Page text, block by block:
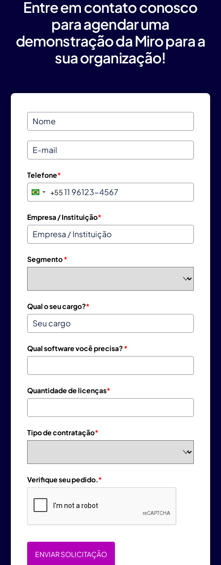
Entre em contato conosco
para agendar uma
demonstração da Miro para a
sua organização!
Telefone*
B
a
z
i
+
+55
Empresa / Instituição*
Segmento*
Qual o seu cargo?*
Qual software você precisa?*
Quantidade de licenças*
Tipo de contratação*
Verifique seu pedido.*
ENVIAR SOLICITAÇÃO